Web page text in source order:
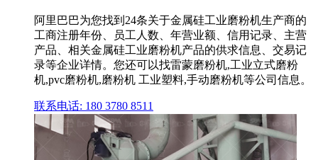
阿里巴巴为您找到24条关于金属硅工业磨粉机生产商的
工商注册年份、员工人数、年营业额、信用记录、主营
产品、相关金属硅工业磨粉机产品的供求信息、交易记
录等企业详情。您还可以找雷蒙磨粉机,工业立式磨粉
机,pvc磨粉机,磨粉机 工业塑料,手动磨粉机等公司信息。
联系电话: 180 3780 8511